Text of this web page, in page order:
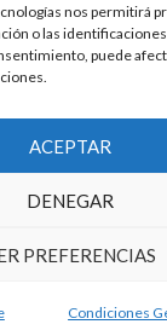
nos permitirá
o las
puede
ACEPTAR
DENEGAR
PREFERENCIAS
Condiciones
Compostela
Europea con
Next